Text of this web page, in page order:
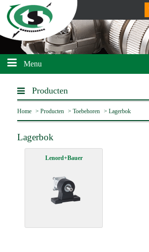
Menu
Producten
Home > Producten > Toebehoren > Lagerbok
Lagerbok
Lenord+Bauer